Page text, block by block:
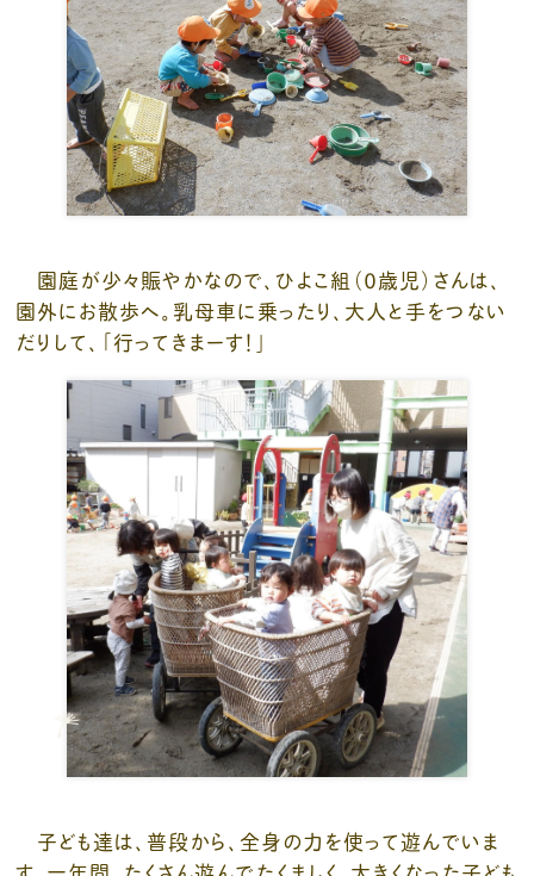
園庭が少々賑やかなので、ひよこ組（０歳児）さんは、
園外にお散歩へ。乳母車に乗ったり、大人と手をつない
だりして、「行ってきまーす！」
子ども達は、普段から、全身の力を使って遊んでいま